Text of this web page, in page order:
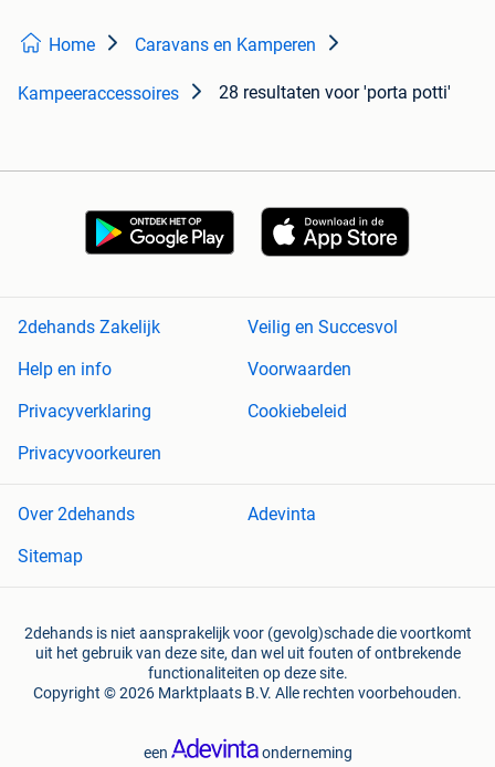
Home Caravans en Kamperen
Kampeeraccessoires 28 resultaten voor 'porta potti'
2dehands Zakelijk
Veilig en Succesvol
Help en info
Voorwaarden
Privacyverklaring
Cookiebeleid
Privacyvoorkeuren
Over 2dehands
Adevinta
Sitemap
2dehands is niet aansprakelijk voor (gevolg)schade die voortkomt
uit het gebruik van deze site, dan wel uit fouten of ontbrekende
functionaliteiten op deze site.
Copyright © 2026 Marktplaats B.V. Alle rechten voorbehouden.
een onderneming